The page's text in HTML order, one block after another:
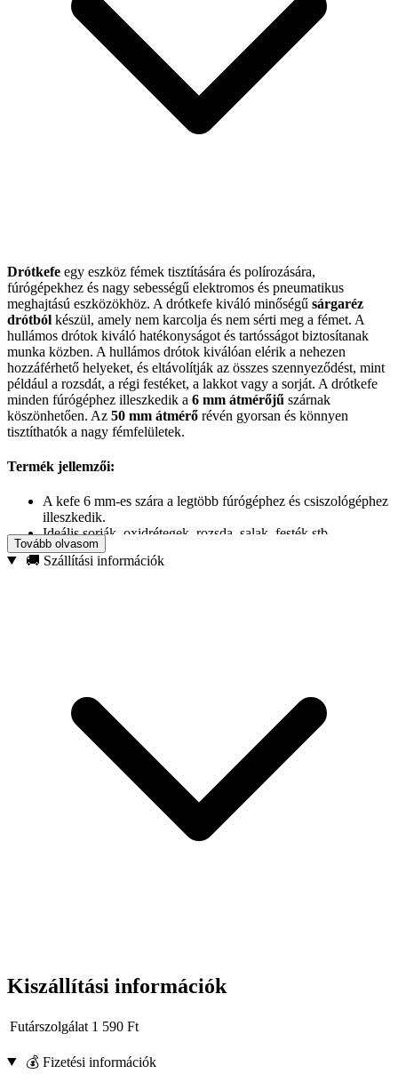
Drótkefe egy eszköz fémek tisztítására és polírozására,
fúrógépekhez és nagy sebességű elektromos és pneumatikus
meghajtású eszközökhöz. A drótkefe kiváló minőségű sárgaréz
drótból készül, amely nem karcolja és nem sérti meg a fémet. A
hullámos drótok kiváló hatékonyságot és tartósságot biztosítanak
munka közben. A hullámos drótok kiválóan elérik a nehezen
hozzáférhető helyeket, és eltávolítják az összes szennyeződést, mint
például a rozsdát, a régi festéket, a lakkot vagy a sorját. A drótkefe
minden fúrógéphez illeszkedik a 6 mm átmérőjű szárnak
köszönhetően. Az 50 mm átmérő révén gyorsan és könnyen
tisztíthatók a nagy fémfelületek.
Termék jellemzői:
A kefe 6 mm-es szára a legtöbb fúrógéphez és csiszológéphez
illeszkedik.
Ideális sorják, oxidrétegek, rozsda, salak, festék stb.
eltávolítására.
A kefe kiváló minőségű, 0,2 mm vastagságú hullámos
A drótkefe minden fúrógéphez illeszkedik a
6 mm átmérőjű
szárnak köszönhetően.
A hullámos drótok kiválóan elérik a nehezen hozzáférhető
helyeket, és eltávolítják az összes szennyeződést, mint például
a rozsdát, a régi festéket, a lakkot vagy a sorját.
Tovább olvasom
🚚 Szállítási információk
Kiszállítási információk
Futárszolgálat 1 590 Ft
💰 Fizetési információk